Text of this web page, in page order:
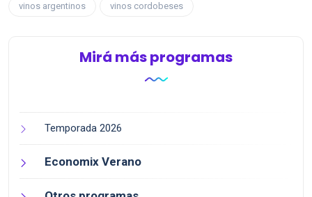
vinos argentinos vinos cordobeses
Mirá más programas
Temporada 2026
Economix Verano